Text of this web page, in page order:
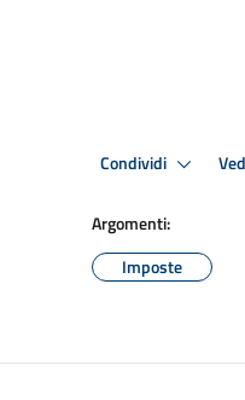
Condividi
Argomenti:
Imposte